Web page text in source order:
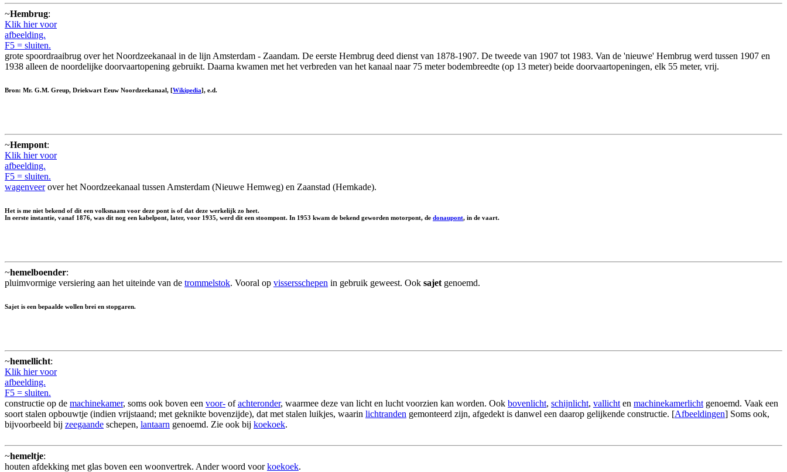
~Hembrug:
Klik hier voor
afbeelding.
F5 = sluiten.
grote spoordraaibrug over het Noordzeekanaal in de lijn Amsterdam - Zaandam. De eerste Hembrug deed dienst van 1878-1907. De tweede van 1907 tot 1983. Van de 'nieuwe' Hembrug werd tussen 1907 en
1938 alleen de noordelijke doorvaartopening gebruikt. Daarna kwamen met het verbreden van het kanaal naar 75 meter bodembreedte (op 13 meter) beide doorvaartopeningen, elk 55 meter, vrij.
Bron: Mr. G.M. Greup, Driekwart Eeuw Noordzeekanaal, [Wikipedia], e.d.
~Hempont:
Klik hier voor
afbeelding.
F5 = sluiten.
wagenveerover het Noordzeekanaal tussen Amsterdam (Nieuwe Hemweg) en Zaanstad (Hemkade).
Het is me niet bekend of dit een volksnaam voor deze pont is of dat deze werkelijk zo heet.
In eerste instantie, vanaf 1876, was dit nog een kabelpont, later, voor 1935, werd dit een stoompont. In 1953 kwam de bekend geworden motorpont, de donaupont, in de vaart.
~hemelboender:
pluimvormige versiering aan het uiteinde van de trommelstok. Vooral op vissersschepen in gebruik geweest. Ook sajet genoemd.
Sajet is een bepaalde wollen brei en stopgaren.
~hemellicht:
Klik hier voor
afbeelding.
F5 = sluiten.
constructie op de machinekamer, soms ook boven een voor- ofachteronder, waarmee deze van licht en lucht voorzien kan worden. Ook bovenlicht, schijnlicht, vallicht en machinekamerlicht genoemd. Vaak een
soort stalen opbouwtje (indien vrijstaand; met geknikte bovenzijde), dat met stalen luikjes, waarin lichtranden gemonteerd zijn, afgedekt is danwel een daarop gelijkende constructie. [Afbeeldingen] Soms ook,
bijvoorbeeld bij zeegaande schepen, lantaarn genoemd. Zie ook bij koekoek.
~hemeltje:
houten afdekking met glas boven een woonvertrek. Ander woord voorkoekoek.